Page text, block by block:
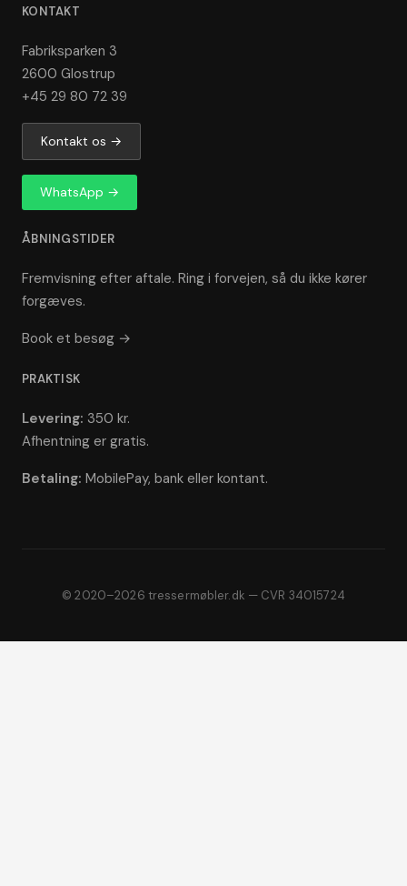
KONTAKT
Fabriksparken 3
2600 Glostrup
+45 29 80 72 39
Kontakt os →
WhatsApp →
ÅBNINGSTIDER
Fremvisning efter aftale. Ring i forvejen, så du ikke kører
forgæves.
Book et besøg →
PRAKTISK
Levering: 350 kr.
Afhentning er gratis.
Betaling: MobilePay, bank eller kontant.
© 2020–2026 tressermøbler.dk — CVR 34015724